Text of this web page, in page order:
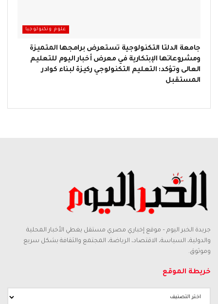
علوم وتكنولوجيا
جامعة الدلتا التكنولوجية تستعرض برامجها المتميزة
ومشروعاتها الإبتكارية في معرض أخبار اليوم للتعليم
العالى وتؤكد: التعليم التكنولوجي ركيزة لبناء كوادر
المستقبل
جريدة الخبر اليوم – موقع إخباري مصري مستقل يغطي الأخبار المحلية
والدولية، السياسة، الاقتصاد، الرياضة، المجتمع والثقافة بشكل سريع
وموثوق.
خريطة الموقع